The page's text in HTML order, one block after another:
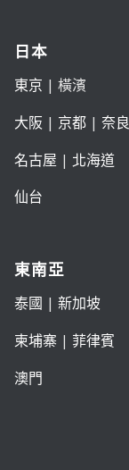
日本
東京 | 橫濱
大阪 | 京都| 奈良
名古屋 | 北海道
仙台
東南亞
泰國 | 新加坡
柬埔寨 | 菲律賓
澳門